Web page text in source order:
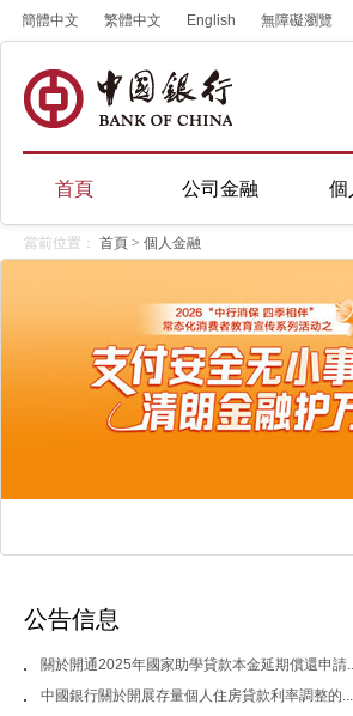
簡體中文 繁體中文 English 無障礙瀏覽
首頁 公司金融 個
當前位置： 首頁 > 個人金融
公告信息
關於開通2025年國家助學貸款本金延期償還申請
中國銀行關於開展存量個人住房貸款利率調整的...